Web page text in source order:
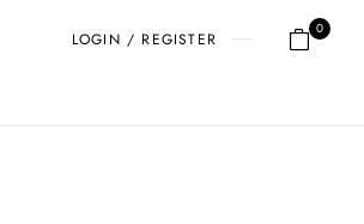
LOGIN / REGISTER
0